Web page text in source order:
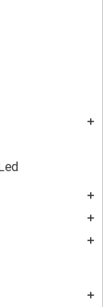
add
add
add
add
add